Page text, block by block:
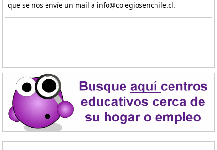
que se nos envíe un mail a info@colegiosenchile.cl.